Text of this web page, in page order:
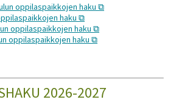
oppilaspaikkojen haku
haku
oppilaspaikkojen haku
oppilaspaikkojen haku
2026-2027